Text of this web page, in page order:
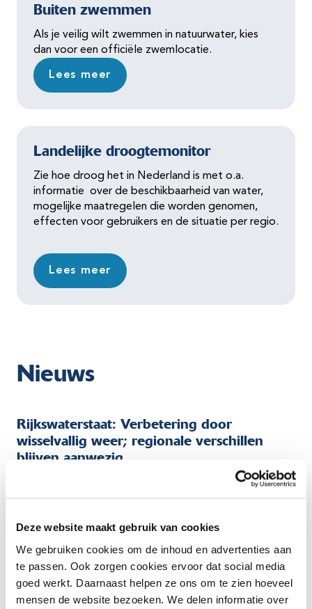
Deze website maakt gebruik van cookies
We gebruiken cookies om de inhoud en advertenties aan
te passen. Ook zorgen cookies ervoor dat social media
goed werkt. Daarnaast helpen ze ons om te zien hoeveel
mensen de website bezoeken. We delen informatie over
Buiten zwemmen
Als je veilig wilt zwemmen in natuurwater, kies
dan voor een officiële zwemlocatie.
Lees meer
Landelijke droogtemonitor
Zie hoe droog het in Nederland is met o.a.
informatie over de beschikbaarheid van water,
mogelijke maatregelen die worden genomen,
effecten voor gebruikers en de situatie per regio.
Lees meer
Nieuws
Rijkswaterstaat: Verbetering door
wisselvallig weer; regionale verschillen
blijven aanwezig
De waterbeschikbaarheid in Nederland is afgelopen
week opnieuw iets verbeterd. Het peil van het
ondanks de verlaagde IJsselaanvoer. De verdamping is
door het koelere weer lager en de watervraag is
langzaam aan het afnemen. Het vochtgehalte in de
toplaag van de bodem is op veel plekken verbeterd, dit
is gunstig voor de landbouw. De grondwaterstanden